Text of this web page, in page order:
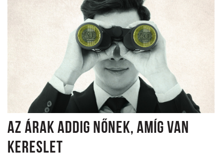
AZ ÁRAK ADDIG NŐNEK, AMÍG VAN
KERESLET